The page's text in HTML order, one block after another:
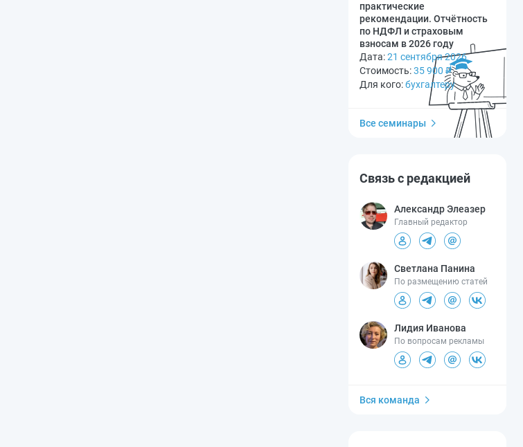
практические
рекомендации. Отчётность
по НДФЛ и страховым
взносам в 2026 году
Дата:21 сентября 2026
Стоимость:35 900 ₽
Для кого:бухгалтеру
Все семинары
Связь с редакцией
Александр Элеазер
Главный редактор
Светлана Панина
По размещению статей
Лидия Иванова
По вопросам рекламы
Вся команда